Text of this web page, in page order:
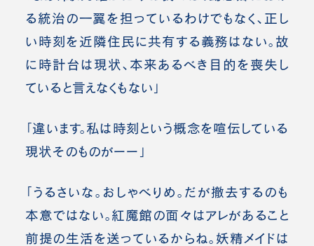
る統治の一翼を担っているわけでもなく、正し
い時刻を近隣住民に共有する義務はない。故
に時計台は現状、本来あるべき目的を喪失し
ていると言えなくもない」
「違います。私は時刻という概念を喧伝している
現状そのものがーー」
「うるさいな。おしゃべりめ。だが撤去するのも
本意ではない。紅魔館の面々はアレがあること
前提の生活を送っているからね。妖精メイドは